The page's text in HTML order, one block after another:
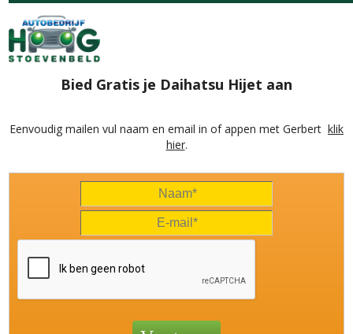
Bied Gratis je Daihatsu Hijet aan
Eenvoudig mailen vul naam en email in of appen met Gerbert klik
hier.